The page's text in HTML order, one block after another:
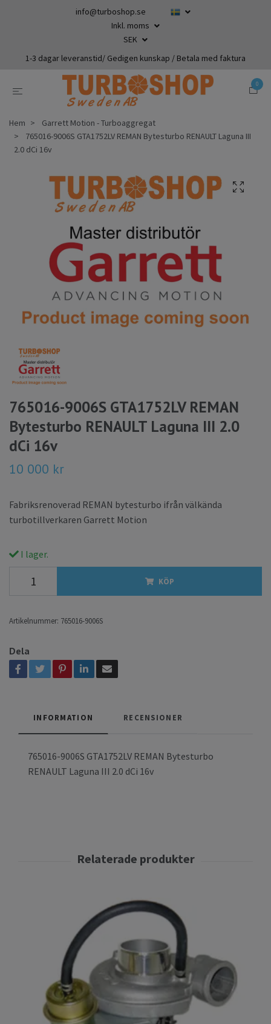
info@turboshop.se
Inkl. moms
SEK
1-3 dagar leveranstid/ Gedigen kunskap / Betala med faktura
0
Hem
Garrett Motion - Turboaggregat
765016-9006S GTA1752LV REMAN Bytesturbo RENAULT Laguna III
2.0 dCi 16v
765016-9006S GTA1752LV REMAN
Bytesturbo RENAULT Laguna III 2.0
dCi 16v
10 000 kr
Fabriksrenoverad REMAN bytesturbo ifrån välkända
turbotillverkaren Garrett Motion
I lager.
KÖP
Artikelnummer: 765016-9006S
Dela
INFORMATION RECENSIONER
765016-9006S GTA1752LV REMAN Bytesturbo
RENAULT Laguna III 2.0 dCi 16v